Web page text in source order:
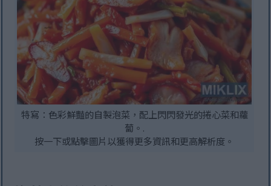
特寫：色彩鮮豔的自製泡菜，配上閃閃發光的捲心菜和蘿
蔔。.
按一下或點擊圖片以獲得更多資訊和更高解析度。